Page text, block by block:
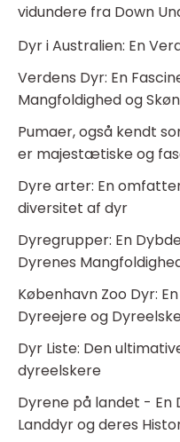
vidundere fra Down
Dyr i Australien: En
Verdens Dyr: En
Mangfoldighed og
Pumaer, også kendt
er majestætiske og
Dyre arter: En
diversitet af dyr
Dyregrupper: En
Dyrenes
København Zoo Dyr:
Dyreejere og
Dyr Liste: Den
dyreelskere
Dyrene på landet - En
Landdyr og deres